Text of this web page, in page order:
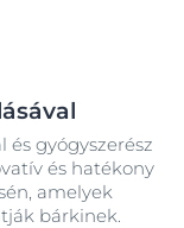
és gyógyszerész
és hatékony
amelyek
bárkinek.